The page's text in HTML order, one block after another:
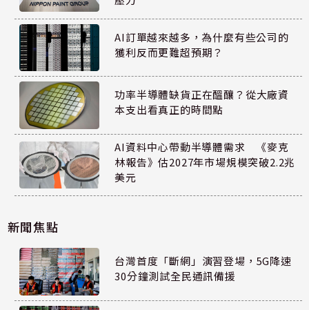
AI訂單越來越多，為什麼有些公司的
獲利反而更難超預期？
功率半導體缺貨正在醞釀？從大廠資
本支出看真正的時間點
AI資料中心帶動半導體需求 《麥克
林報告》估2027年市場規模突破2.2兆
美元
新聞焦點
台灣首度「斷網」演習登場，5G降速
30分鐘測試全民通訊備援